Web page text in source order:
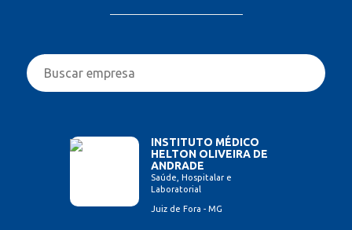
INSTITUTO MÉDICO
HELTON OLIVEIRA DE
ANDRADE
Saúde, Hospitalar e
Laboratorial
Juiz de Fora - MG